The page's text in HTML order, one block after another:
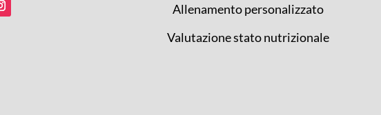
Allenamento personalizzato
Valutazione stato nutrizionale